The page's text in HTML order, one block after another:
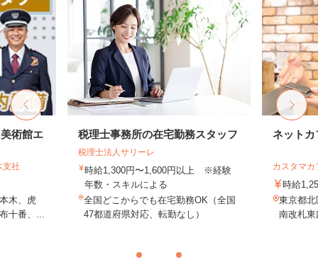
術館エ
社
木、虎
十番、...
税理士事務所の在宅勤務スタッフ
税理士法人サリーレ
時給1,300円〜1,600円以上 ※経験
年数・スキルによる
全国どこからでも在宅勤務OK（全国
47都道府県対応、転勤なし）
ネットカ
カスタマ
時給
東京都北
南改札